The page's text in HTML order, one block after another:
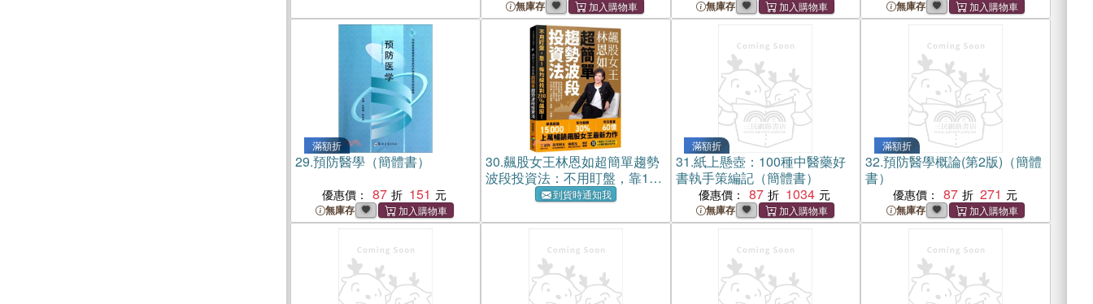
無庫存 無庫存 無庫存
滿額折
29.預防醫學（簡體書）
優惠價： 87 151
無庫存
30.飆股女王林恩如超簡單趨勢
波段投資法：不用盯盤，靠1條
均線找到200％飆股！【首刷附
體試用序號】
到貨時通知我
滿額折
31.紙上懸壺：100種中醫藥好
書執手策編記（簡體書）
優惠價： 87 1034
無庫存
滿額折
32.預防醫學概論(第2版)（簡體
書）
優惠價： 87 271
無庫存